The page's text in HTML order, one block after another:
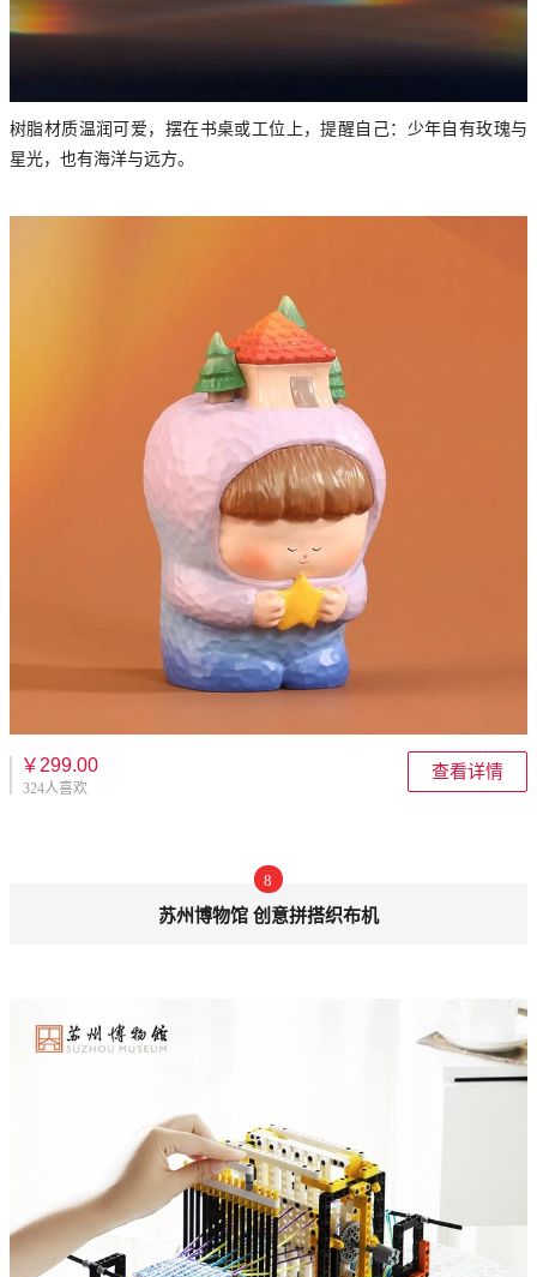
树脂材质温润可爱，摆在书桌或工位上，提醒自己：少年自有玫瑰与
星光，也有海洋与远方。
￥299.00
324人喜欢
查看详情
8
苏州博物馆 创意拼搭织布机